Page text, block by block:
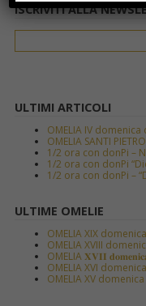
ISCRIVITI ALLA
ULTIMI ARTICOLI
OMELIA IV
OMELIA SANTI
1/2 ora con donPi –
1/2 ora con donPi
1/2 ora con donPi –
ULTIME OMELIE
OMELIA XIX
OMELIA XVIII
OMELIA 𝐗𝐕𝐈𝐈
OMELIA XVI
OMELIA XV